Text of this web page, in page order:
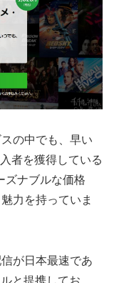
の中でも、早い
者を獲得している
ズナブルな価格
力を持っていま
が日本最速であ
と提携してお